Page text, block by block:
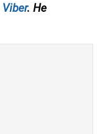
Viber. Не